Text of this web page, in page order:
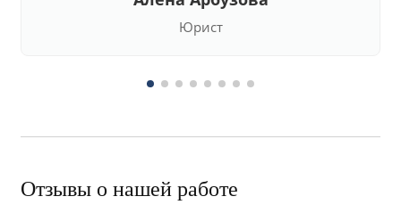
Юрист
Отзывы о нашей работе